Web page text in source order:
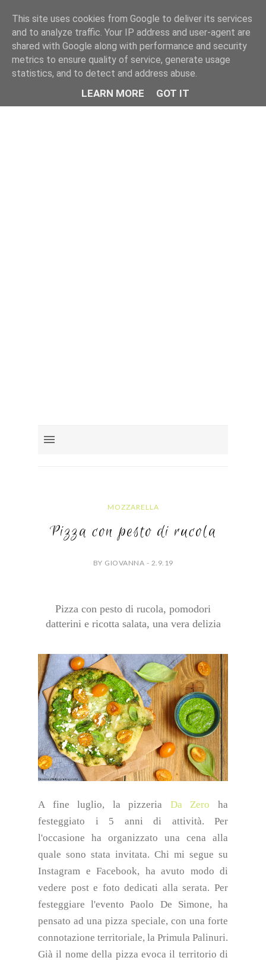
MOZZARELLA
Pizza con pesto di rucola
BY GIOVANNA - 2.9.19
Pizza con pesto di rucola, pomodori
datterini e ricotta salata, una vera delizia
A fine luglio, la pizzeria Da Zero ha
festeggiato i 5 anni di attività. Per
l'occasione ha organizzato una cena alla
quale sono stata invitata. Chi mi segue su
Instagram e Facebook, ha avuto modo di
vedere post e foto dedicati alla serata. Per
festeggiare l'evento Paolo De Simone, ha
pensato ad una pizza speciale, con una forte
connotazione territoriale, la Primula Palinuri.
Già il nome della pizza evoca il territorio di
This site uses cookies from Google to deliver its services
and to analyze traffic. Your IP address and user-agent are
shared with Google along with performance and security
metrics to ensure quality of service, generate usage
statistics, and to detect and address abuse.
LEARN MORE GOT IT